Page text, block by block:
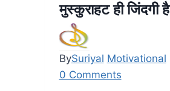
मुस्कुराहट ही जिंदगी है
BySuriyal Motivational
0 Comments